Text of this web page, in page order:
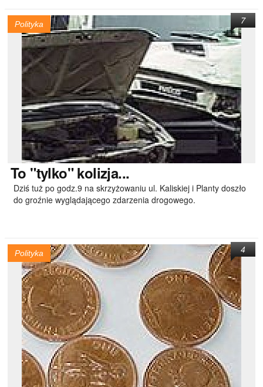
Polityka
To "tylko" kolizja...
Dziś tuż po godz.9 na skrzyżowaniu ul. Kaliskiej i Planty doszło
do groźnie wyglądającego zdarzenia drogowego.
7
Polityka 4